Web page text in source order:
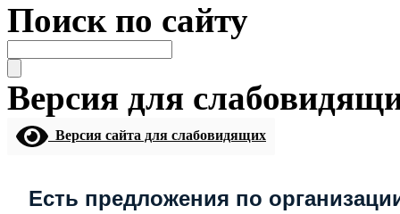
Поиск по сайту
Версия для
Версия сайта для слабовидящих
Есть предложения по